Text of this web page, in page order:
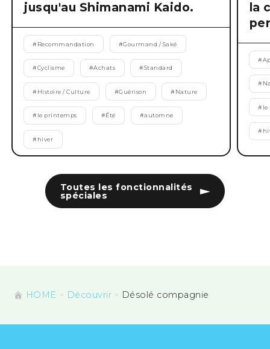
Toutes les fonctionnalités
spéciales
jusqu'au Shimanami Kaido.
# Recommandation #Gourmand / Saké
#Cyclisme #Achats #Standard
# Histoire / Culture #Guérison # Nature
# le printemps #Été #automne
# hiver
la
#
#
# le
#
HOME Découvrir Désolé compagnie